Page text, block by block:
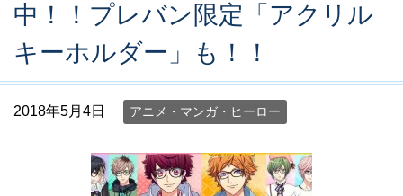
中！！プレバン限定「アクリル
キーホルダー」も！！
2018年5月4日 アニメ・マンガ・ヒーロー